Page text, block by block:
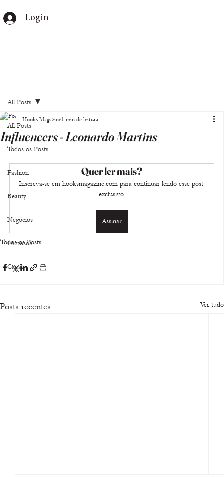
Login
All Posts
Todos os Posts
Fashion
Beauty
Negócios
Famosos
Capas
All Posts
Influencers - Leonardo Martins
Hooks Magazine1 min de leitura
Quer ler mais?
Inscreva-se em hooksmagazine.com para continuar lendo esse post
exclusivo.
Assinar
Todos os Posts
Posts recentes Ver tudo